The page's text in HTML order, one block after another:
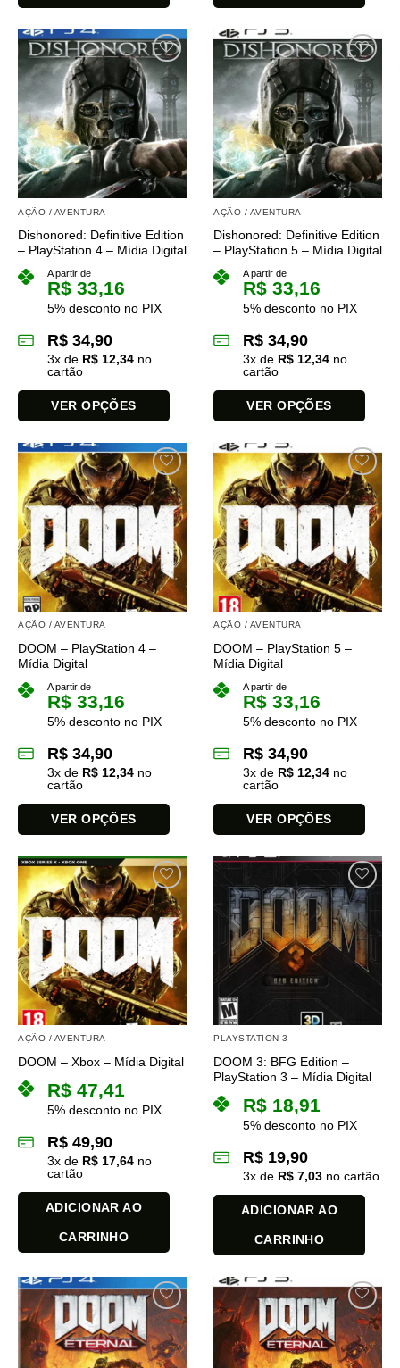
produto
tem
várias
variantes.
As
opções
podem
ser
escolhidas
do
produto
produto
tem
várias
variantes.
As
opções
podem
ser
escolhidas
do
produto
AÇÃO / AVENTURA
Dishonored: Definitive Edition
– PlayStation 4 – Mídia Digital
A partir de
R$ 33,16
5% desconto no PIX
R$ 34,90
3x de R$ 12,34 no
cartão
VER OPÇÕES
produto
tem
várias
variantes.
As
opções
podem
ser
escolhidas
do
AÇÃO / AVENTURA
Dishonored: Definitive Edition
– PlayStation 5 – Mídia Digital
A partir de
R$ 33,16
5% desconto no PIX
R$ 34,90
3x de R$ 12,34 no
cartão
VER OPÇÕES
produto
tem
várias
variantes.
As
opções
podem
ser
escolhidas
do
AÇÃO / AVENTURA
DOOM – PlayStation 4 –
Mídia Digital
A partir de
R$ 33,16
5% desconto no PIX
R$ 34,90
3x de R$ 12,34 no
cartão
VER OPÇÕES
produto
tem
várias
variantes.
As
opções
podem
ser
escolhidas
do
produto
AÇÃO / AVENTURA
DOOM – PlayStation 5 –
Mídia Digital
A partir de
R$ 33,16
5% desconto no PIX
R$ 34,90
3x de R$ 12,34 no
cartão
VER OPÇÕES
produto
várias
variantes.
opções
podem
ser
escolhidas
do
produto
AÇÃO / AVENTURA
DOOM – Xbox – Mídia Digital
R$ 47,41
5% desconto no PIX
R$ 49,90
3x de R$ 17,64 no
cartão
ADICIONAR AO
CARRINHO
PLAYSTATION 3
DOOM 3: BFG Edition –
PlayStation 3 – Mídia Digital
R$ 18,91
5% desconto no PIX
R$ 19,90
3x de R$ 7,03 no cartão
ADICIONAR AO
CARRINHO